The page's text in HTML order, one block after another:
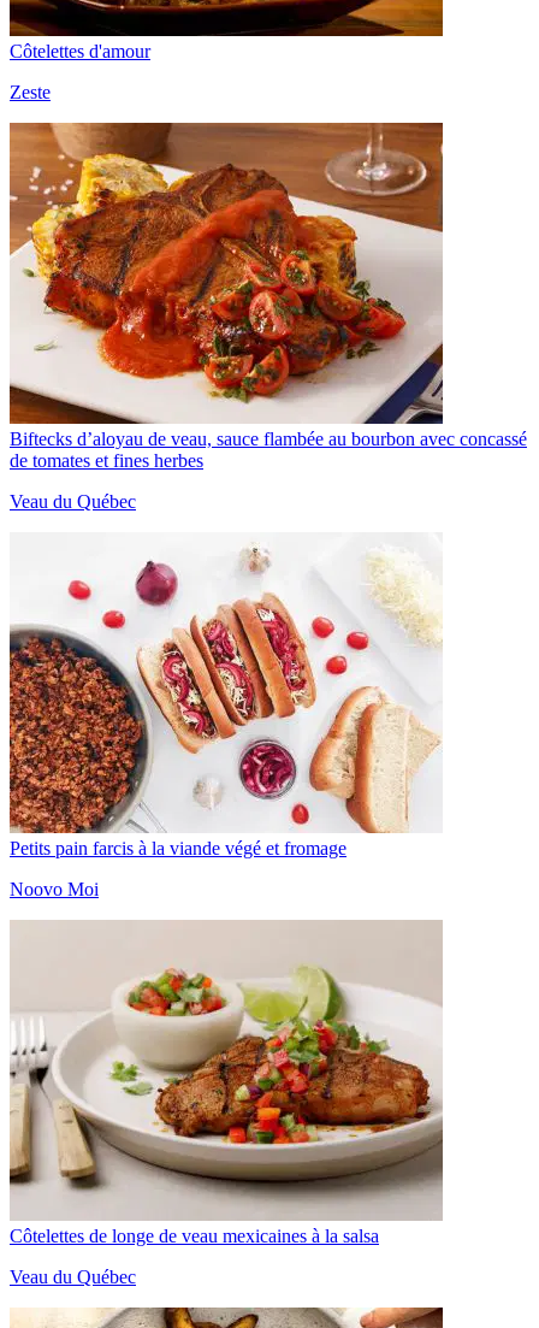
Côtelettes d'amour
Zeste
Biftecks d’aloyau de veau, sauce flambée au bourbon avec concassé
de tomates et fines herbes
Veau du Québec
Petits pain farcis à la viande végé et fromage
Noovo Moi
Côtelettes de longe de veau mexicaines à la salsa
Veau du Québec